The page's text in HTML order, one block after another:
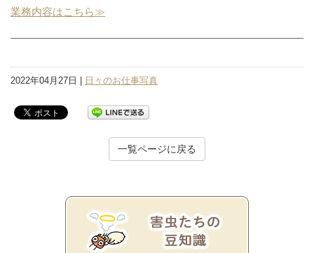
業務内容はこちら≫
2022年04月27日 | 日々のお仕事写真
一覧ページに戻る